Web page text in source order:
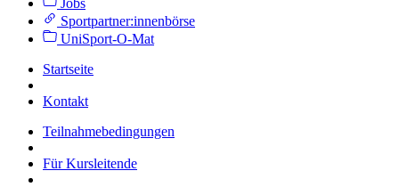
Jobs
Sportpartner:innenbörse
UniSport-O-Mat
Startseite
Kontakt
Teilnahmebedingungen
Für Kursleitende